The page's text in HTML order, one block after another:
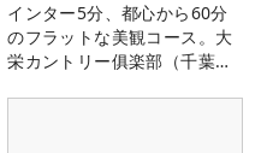
インター5分、都心から60分
のフラットな美観コース。大
栄カントリー俱楽部（千葉